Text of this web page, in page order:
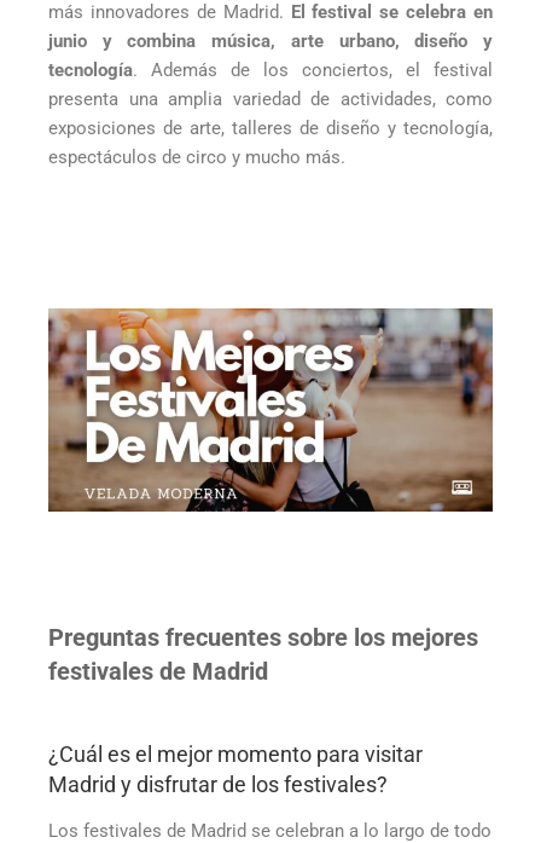
más innovadores de Madrid. El festival se celebra en
junio y combina música, arte urbano, diseño y
tecnología. Además de los conciertos, el festival
presenta una amplia variedad de actividades, como
exposiciones de arte, talleres de diseño y tecnología,
espectáculos de circo y mucho más.
Preguntas frecuentes sobre los mejores
festivales de Madrid
¿Cuál es el mejor momento para visitar
Madrid y disfrutar de los festivales?
Los festivales de Madrid se celebran a lo largo de todo